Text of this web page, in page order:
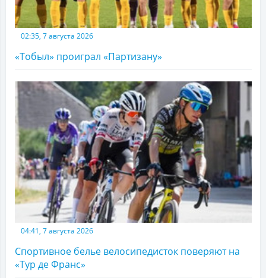
02:35, 7 августа 2026
«Тобыл» проиграл «Партизану»
04:41, 7 августа 2026
Спортивное белье велосипедисток поверяют на
«Тур де Франс»